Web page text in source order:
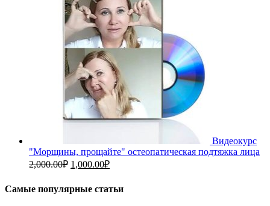
Видеокурс
"Морщины, прощайте" остеопатическая подтяжка лица
2,000.00₽ Первоначальная
2,000.00₽.
1,000.00₽Текущая
1,000.00₽.
Самые популярные статьи